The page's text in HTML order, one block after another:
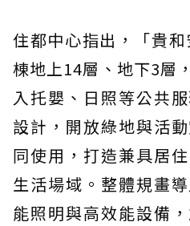
住都中心指出，「貴
棟地上14層、地下3層
入托嬰、日照等公共
設計，開放綠地與活
同使用，打造兼具居
生活場域。整體規畫
能照明與高效能設備